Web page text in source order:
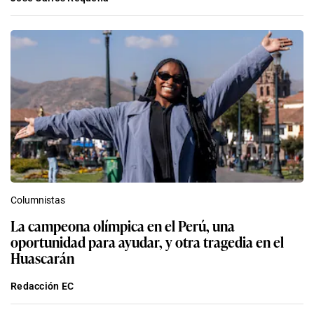
Columnistas
La campeona olímpica en el Perú, una
oportunidad para ayudar, y otra tragedia en el
Huascarán
Redacción EC